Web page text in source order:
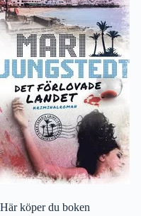
Här köper du boken